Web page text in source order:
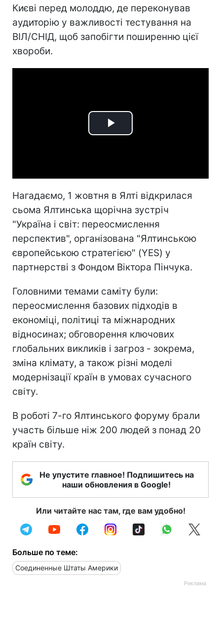
Києві перед молоддю, де переконував
аудиторію у важливості тестування на
ВІЛ/СНІД, щоб запобігти поширенню цієї
хвороби.
Play
Нагадаємо, 1 жовтня в Ялті відкрилася
сьома Ялтинська щорічна зустріч
"Україна і світ: переосмислення
перспектив", організована "Ялтинською
європейською стратегією" (YES) у
партнерстві з Фондом Віктора Пінчука.
Головними темами саміту були:
переосмислення базових підходів в
економіці, політиці та міжнародних
відносинах; обговорення ключових
глобальних викликів і загроз - зокрема,
зміна клімату, а також різні моделі
модернізації країн в умовах сучасного
світу.
В роботі 7-го Ялтинського форуму брали
участь більше ніж 200 людей з понад 20
країн світу.
Не упустите главное! Подпишитесь на
наши обновления в Google!
Или читайте нас там, где вам удобно!
Больше по теме:
Соединенные Штаты Америки